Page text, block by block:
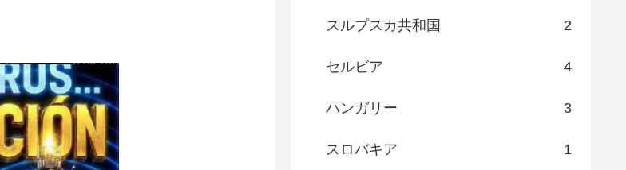
スルプスカ共和国 2
セルビア 4
ハンガリー 3
スロバキア 1